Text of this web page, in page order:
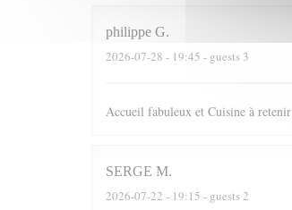
philippe G
2026-07-28 - 19:45 - guests 3
Accueil fabuleux et Cuisine à retenir
SERGE M
2026-07-22 - 19:15 - guests 2